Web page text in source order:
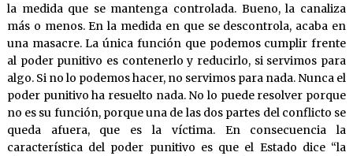
la medida que se mantenga controlada. Bueno, la canaliza
más o menos. En la medida en que se descontrola, acaba en
una masacre. La única función que podemos cumplir frente
al poder punitivo es contenerlo y reducirlo, si servimos para
algo. Si no lo podemos hacer, no servimos para nada. Nunca el
poder punitivo ha resuelto nada. No lo puede resolver porque
no es su función, porque una de las dos partes del conflicto se
queda afuera, que es la víctima. En consecuencia la
característica del poder punitivo es que el Estado dice “la